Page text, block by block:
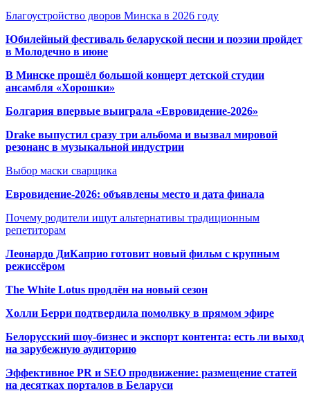
Благоустройство дворов Минска в 2026 году
Юбилейный фестиваль беларуской песни и поэзии пройдет
в Молодечно в июне
В Минске прошёл большой концерт детской студии
ансамбля «Хорошки»
Болгария впервые выиграла «Евровидение-2026»
Drake выпустил сразу три альбома и вызвал мировой
резонанс в музыкальной индустрии
Выбор маски сварщика
Евровидение-2026: объявлены место и дата финала
Почему родители ищут альтернативы традиционным
репетиторам
Леонардо ДиКаприо готовит новый фильм с крупным
режиссёром
The White Lotus продлён на новый сезон
Холли Берри подтвердила помолвку в прямом эфире
Белорусский шоу-бизнес и экспорт контента: есть ли выход
на зарубежную аудиторию
Эффективное PR и SEO продвижение: размещение статей
на десятках порталов в Беларуси